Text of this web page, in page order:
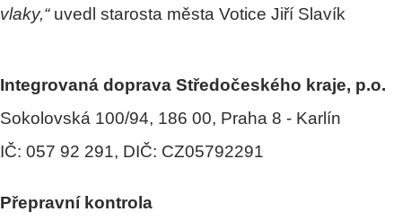
vlaky,“ uvedl starosta města Votice Jiří Slavík
Integrovaná doprava Středočeského kraje, p.o.
Sokolovská 100/94, 186 00, Praha 8 - Karlín
IČ: 057 92 291, DIČ: CZ05792291
Přepravní kontrola